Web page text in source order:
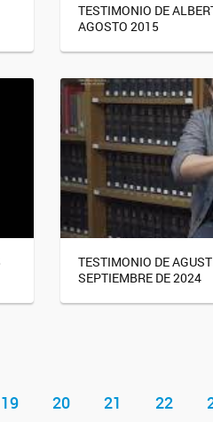
TESTIMONIO DE
AGOSTO 2015
TESTIMONIO DE
SEPTIEMBRE DE 2024
19 20 21 22